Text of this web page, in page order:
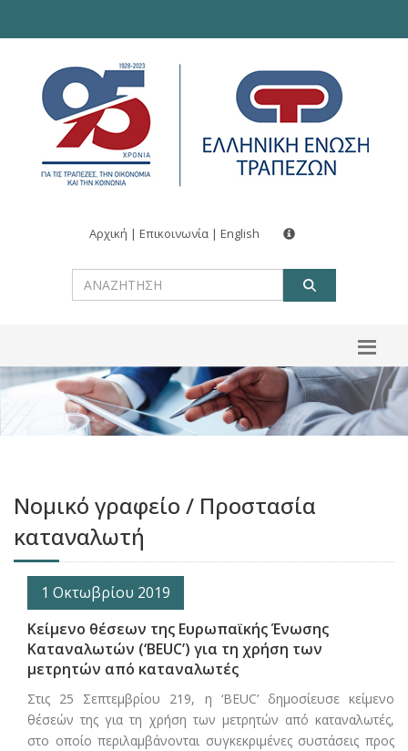
Αρχική | Επικοινωνία | English
Νομικό γραφείο / Προστασία
καταναλωτή
1 Οκτωβρίου 2019
Κείμενο θέσεων της Ευρωπαϊκής Ένωσης
Καταναλωτών (‘BEUC’) για τη χρήση των
μετρητών από καταναλωτές
Στις 25 Σεπτεμβρίου 219, η ‘BEUC’ δημοσίευσε κείμενο
θέσεών της για τη χρήση των μετρητών από καταναλωτές,
στο οποίο περιλαμβάνονται συγκεκριμένες συστάσεις προς